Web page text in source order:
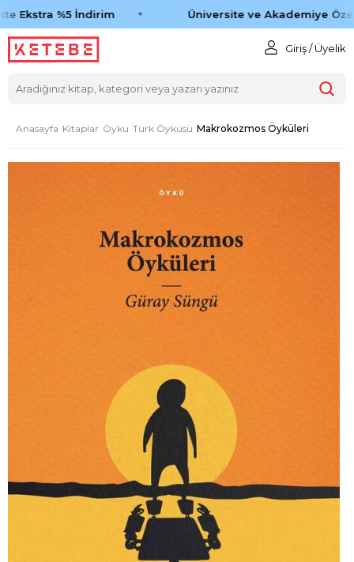
Ekstra %5 İndirim Üniversite ve Akademiye Özel
Giriş / Üyelik
Anasayfa Kitaplar Öykü Türk Öyküsü Makrokozmos Öyküleri